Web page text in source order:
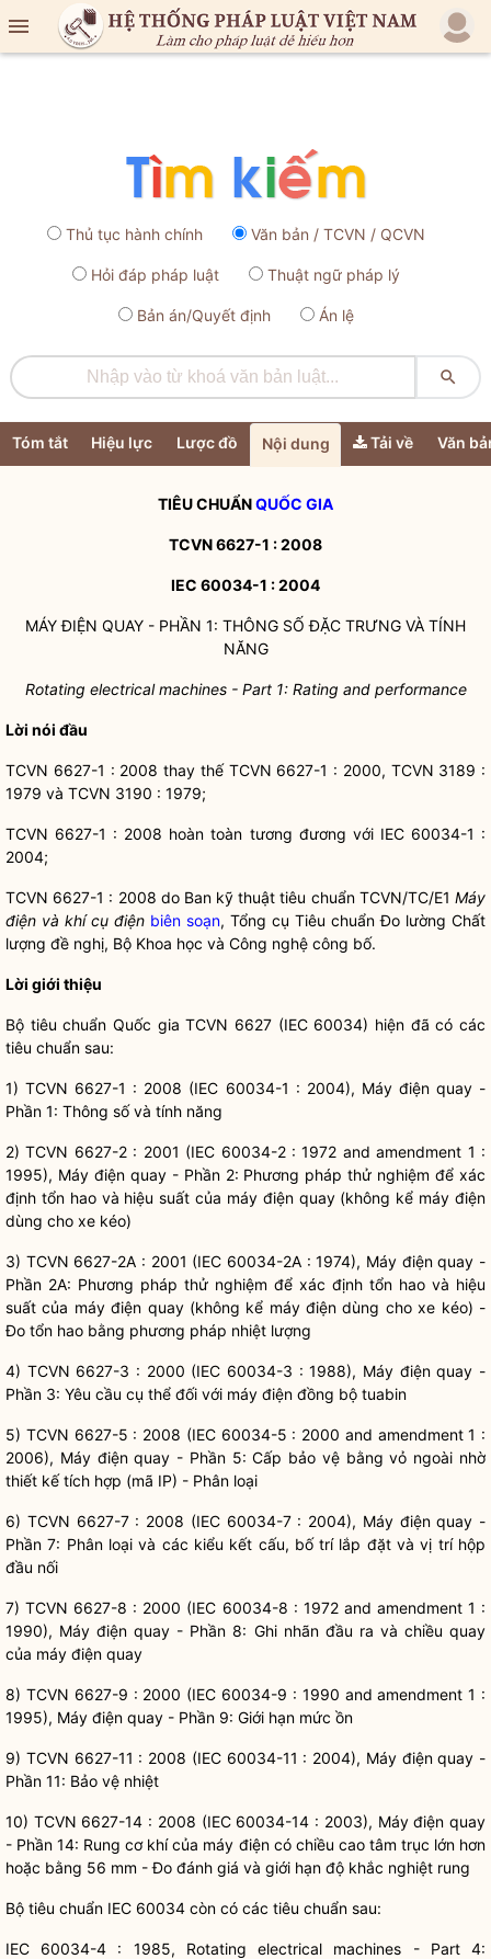

Thủ tục hành chính Văn bản / TCVN / QCVN
Hỏi đáp pháp luật Thuật ngữ pháp lý
Bản án/Quyết định Án lệ

Tóm tắt Hiệu lực Lược đồ Nội dung Tải về Văn
TIÊU CHUẨNQUỐC GIA
TCVN 6627-1 : 2008
IEC 60034-1 : 2004
MÁY ĐIỆN QUAY - PHẦN 1: THÔNG SỐ ĐẶC TRƯNG VÀ TÍNH
NĂNG
Rotating electrical machines - Part 1: Rating and performance
Lời nói đầu
TCVN 6627-1 : 2008 thay thế TCVN 6627-1 : 2000, TCVN 3189 :
1979 và TCVN 3190 : 1979;
TCVN 6627-1 : 2008 hoàn toàn tương đương với IEC 60034-1 :
2004;
TCVN 6627-1 : 2008 do Ban kỹ thuật tiêu chuẩn TCVN/TC/E1 Máy
điện và khí cụ điện biên soạn, Tổng cụ Tiêu chuẩn Đo lường Chất
lượng đề nghị, Bộ Khoa học và Công nghệ công bố.
Lời giới thiệu
Bộ tiêu chuẩn Quốc gia TCVN 6627 (IEC 60034) hiện đã có các
tiêu chuẩn sau:
1) TCVN 6627-1 : 2008 (IEC 60034-1 : 2004), Máy điện quay -
Phần 1: Thông số và tính năng
2) TCVN 6627-2 : 2001 (IEC 60034-2 : 1972 and amendment 1 :
1995), Máy điện quay - Phần 2: Phương pháp thử nghiệm để xác
định tổn hao và hiệu suất của máy điện quay (không kể máy điện
dùng cho xe kéo)
3) TCVN 6627-2A : 2001 (IEC 60034-2A : 1974), Máy điện quay -
Phần 2A: Phương pháp thử nghiệm để xác định tổn hao và hiệu
suất của máy điện quay (không kể máy điện dùng cho xe kéo) -
Đo tổn hao bằng phương pháp nhiệt lượng
4) TCVN 6627-3 : 2000 (IEC 60034-3 : 1988), Máy điện quay -
Phần 3: Yêu cầu cụ thể đối với máy điện đồng bộ tuabin
5) TCVN 6627-5 : 2008 (IEC 60034-5 : 2000 and amendment 1 :
2006), Máy điện quay - Phần 5: Cấp bảo vệ bằng vỏ ngoài nhờ
thiết kế tích hợp (mã IP) - Phân loại
6) TCVN 6627-7 : 2008 (IEC 60034-7 : 2004), Máy điện quay -
Phần 7: Phân loại và các kiểu kết cấu, bố trí lắp đặt và vị trí hộp
đầu nối
7) TCVN 6627-8 : 2000 (IEC 60034-8 : 1972 and amendment 1 :
1990), Máy điện quay - Phần 8: Ghi nhãn đầu ra và chiều quay
của máy điện quay
8) TCVN 6627-9 : 2000 (IEC 60034-9 : 1990 and amendment 1 :
1995), Máy điện quay - Phần 9: Giới hạn mức ồn
9) TCVN 6627-11 : 2008 (IEC 60034-11 : 2004), Máy điện quay -
Phần 11: Bảo vệ nhiệt
10) TCVN 6627-14 : 2008 (IEC 60034-14 : 2003), Máy điện quay
- Phần 14: Rung cơ khí của máy điện có chiều cao tâm trục lớn hơn
hoặc bằng 56 mm - Đo đánh giá và giới hạn độ khắc nghiệt rung
Bộ tiêu chuẩn IEC 60034 còn có các tiêu chuẩn sau:
IEC 60034-4 : 1985, Rotating electrical machines - Part 4: